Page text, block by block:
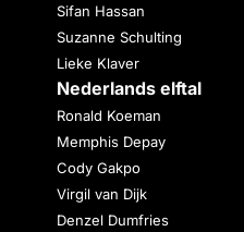
Sifan Hassan
Suzanne Schulting
Lieke Klaver
Nederlands elftal
Ronald Koeman
Memphis Depay
Cody Gakpo
Virgil van Dijk
Denzel Dumfries